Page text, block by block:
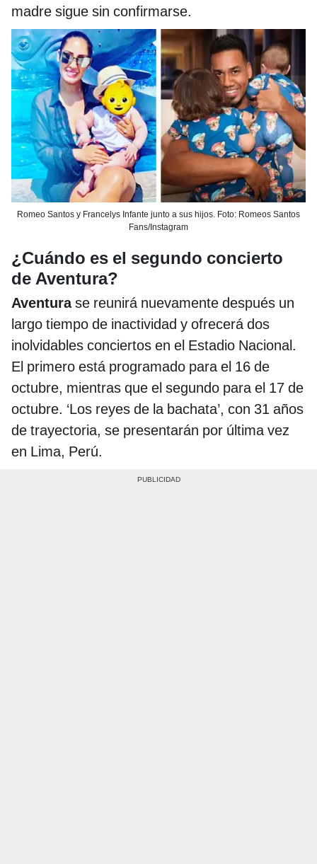
madre sigue sin confirmarse.
Romeo Santos y Francelys Infante junto a sus hijos. Foto: Romeos Santos
Fans/Instagram
¿Cuándo es el segundo concierto
de Aventura?
Aventurase reunirá nuevamente después un
largo tiempo de inactividad y ofrecerá dos
inolvidables conciertos en el Estadio Nacional.
El primero está programado para el 16 de
octubre, mientras que el segundo para el 17 de
octubre. ‘Los reyes de la bachata’, con 31 años
de trayectoria, se presentarán por última vez
en Lima, Perú.